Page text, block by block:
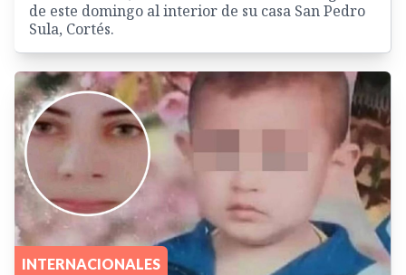
de este domingo al interior de su casa San Pedro
Sula, Cortés.
INTERNACIONALES